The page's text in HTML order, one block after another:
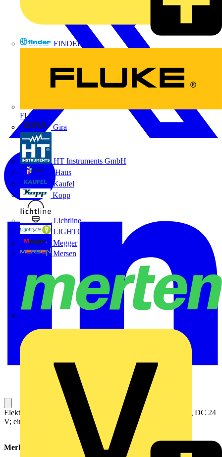
FINDER
FLUKE
Gira
HT Instruments GmbH
iHaus
Kaufel
Kopp
Lichtline
LIGHTCYCLE
Megger
Mersen
Elektronischer Schutzschalter; 8-kanalig; Eingangsspannung DC 24
V; einstellbar 2 … 10 A; kommunikationsfähig; 10,00 mm²
Merkmale: